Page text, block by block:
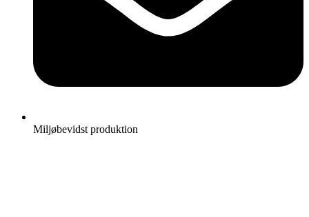
Miljøbevidst produktion